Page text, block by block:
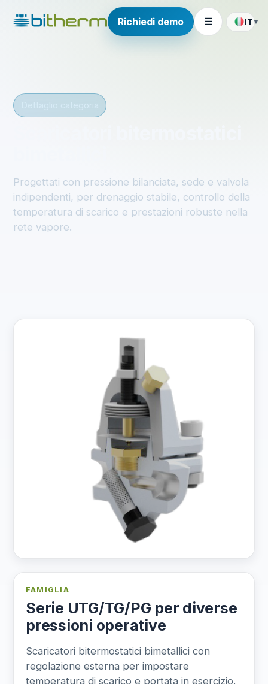
Richiedi demo ☰ IT ▾
Progettati con pressione bilanciata, sede e valvola
indipendenti, per drenaggio stabile, controllo della
temperatura di scarico e prestazioni robuste nella
rete vapore.
FAMIGLIA
Serie UTG/TG/PG per diverse
pressioni operative
Scaricatori bitermostatici bimetallici con
regolazione esterna per impostare
temperatura di scarico e portata in esercizio.